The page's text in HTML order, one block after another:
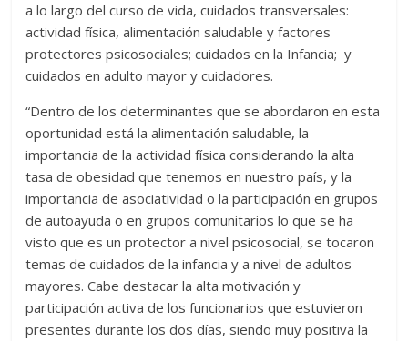
a lo largo del curso de vida, cuidados transversales:
actividad física, alimentación saludable y factores
protectores psicosociales; cuidados en la Infancia; y
cuidados en adulto mayor y cuidadores.
“Dentro de los determinantes que se abordaron en esta
oportunidad está la alimentación saludable, la
importancia de la actividad física considerando la alta
tasa de obesidad que tenemos en nuestro país, y la
importancia de asociatividad o la participación en grupos
de autoayuda o en grupos comunitarios lo que se ha
visto que es un protector a nivel psicosocial, se tocaron
temas de cuidados de la infancia y a nivel de adultos
mayores. Cabe destacar la alta motivación y
participación activa de los funcionarios que estuvieron
presentes durante los dos días, siendo muy positiva la